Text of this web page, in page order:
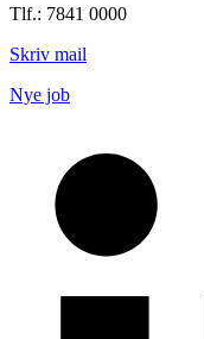
Tlf.: 7841 0000
Skriv mail
Nye job